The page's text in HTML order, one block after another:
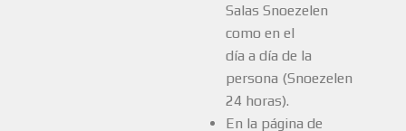
Salas Snoezelen
como en el
día a día de la
persona (Snoezelen
24 horas).
En la página de